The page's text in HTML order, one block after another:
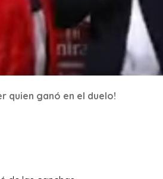
quien ganó en el duelo!